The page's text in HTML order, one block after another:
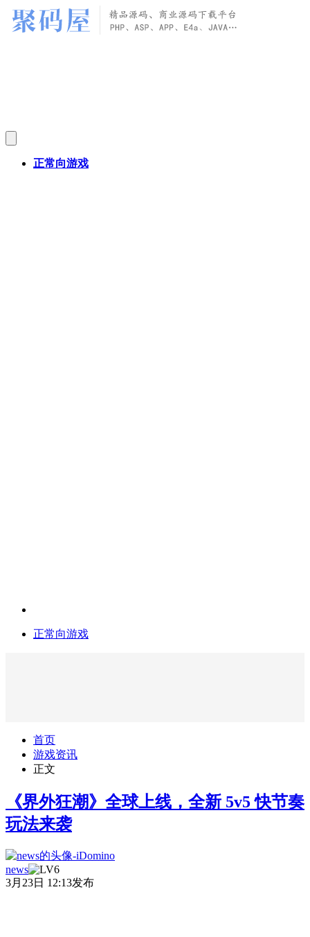
正常向游戏
正常向游戏
首页
游戏资讯
正文
《界外狂潮》全球上线，全新 5v5 快节奏
玩法来袭
news
3月23日 12:13发布